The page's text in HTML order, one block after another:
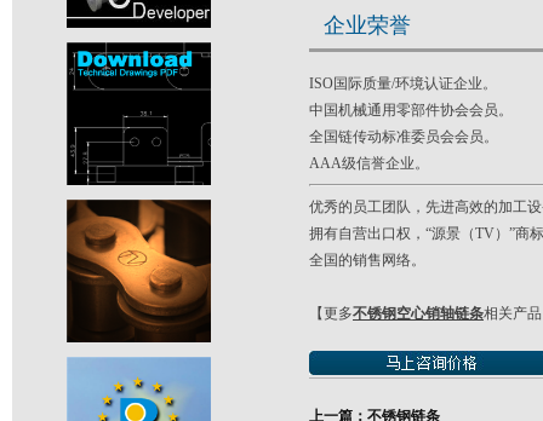
企业荣誉
ISO国际质量/环境认证企业。
中国机械通用零部件协会会员。
全国链传动标准委员会会员。
AAA级信誉企业。
优秀的员工团队，先进高效的加工
拥有自营出口权，“源景（TV）”商
全国的销售网络。
【更多不锈钢空心销轴链条相关产
上一篇：不锈钢链条